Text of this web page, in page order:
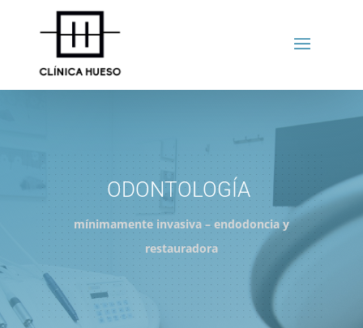
ODONTOLOGÍA
mínimamente invasiva – endodoncia y
restauradora